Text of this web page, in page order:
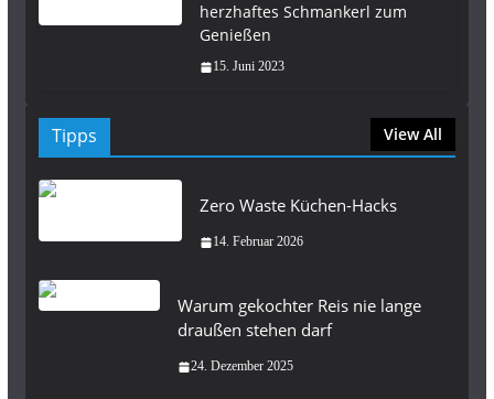
herzhaftes Schmankerl zum
Genießen
15. Juni 2023
Tipps View All
Zero Waste Küchen-Hacks
14. Februar 2026
Warum gekochter Reis nie lange
draußen stehen darf
24. Dezember 2025